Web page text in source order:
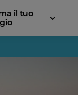
il tuo